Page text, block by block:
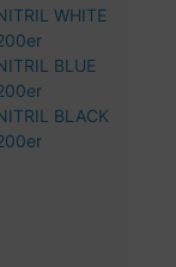
WHITE
BLUE
BLACK